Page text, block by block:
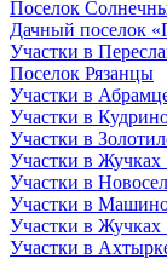
Поселок
Дачный поселок
Участки в
Поселок Рязанцы
Участки в
Участки в
Участки в
Участки в
Участки в
Участки в
Участки в
Участки в